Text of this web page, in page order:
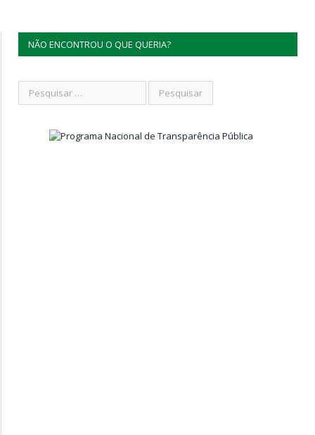
NÃO ENCONTROU O QUE QUERIA?